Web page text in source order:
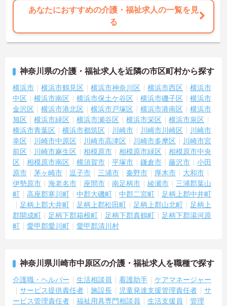
あなたにおすすめの介護・福祉求人の一覧を見
る
神奈川県の介護・福祉求人を近隣の市区町村から探す
横浜市 横浜市鶴見区 横浜市神奈川区 横浜市西区
横浜市
中区
横浜市南区 横浜市保土ケ谷区 横浜市磯子区
横浜市
金沢区
横浜市港北区 横浜市戸塚区 横浜市港南区
横浜市
旭区
横浜市緑区 横浜市瀬谷区 横浜市栄区
横浜市泉区
横浜市青葉区
横浜市都筑区 川崎市 川崎市川崎区
川崎市
幸区
川崎市中原区 川崎市高津区 川崎市多摩区
川崎市宮
前区
川崎市麻生区 相模原市 相模原市緑区
相模原市中央
区
相模原市南区 横須賀市 平塚市 鎌倉市 藤沢市
小田
原市
茅ヶ崎市 逗子市 三浦市 秦野市 厚木市
大和市
伊勢原市
海老名市 座間市 南足柄市 綾瀬市
三浦郡葉山
町
高座郡寒川町 中郡大磯町 中郡二宮町
足柄上郡中井町
足柄上郡大井町
足柄上郡松田町 足柄上郡山北町
足柄上
郡開成町
足柄下郡箱根町 足柄下郡真鶴町
足柄下郡湯河原
町
愛甲郡愛川町 愛甲郡清川村
神奈川県川崎市中原区の介護・福祉求人を職種で探す
介護職・ヘルパー 生活相談員 看護助手
ケアマネージャー
サービス提供責任者
施設長 児童発達支援管理責任者
サ
ービス管理責任者
福祉用具専門相談員 生活支援員
管理